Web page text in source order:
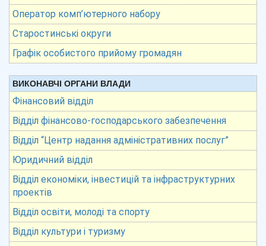
Оператор комп’ютерного набору
Старостинські округи
Графік особистого прийому громадян
ВИКОНАВЧІ ОРГАНИ ВЛАДИ
Фінансовий відділ
Відділ фінансово-господарського забезпечення
Відділ “Центр надання адміністративних послуг”
Юридичний відділ
Відділ економіки, інвестицій та інфраструктурних
проектів
Відділ освіти, молоді та спорту
Відділ культури і туризму